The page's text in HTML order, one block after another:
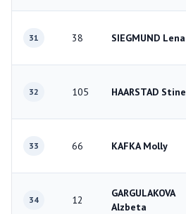
31 38 SIEGMUND Lena
32 105 HAARSTAD Stine
33 66 KAFKA Molly
34 12
GARGULAKOVA
Alzbeta